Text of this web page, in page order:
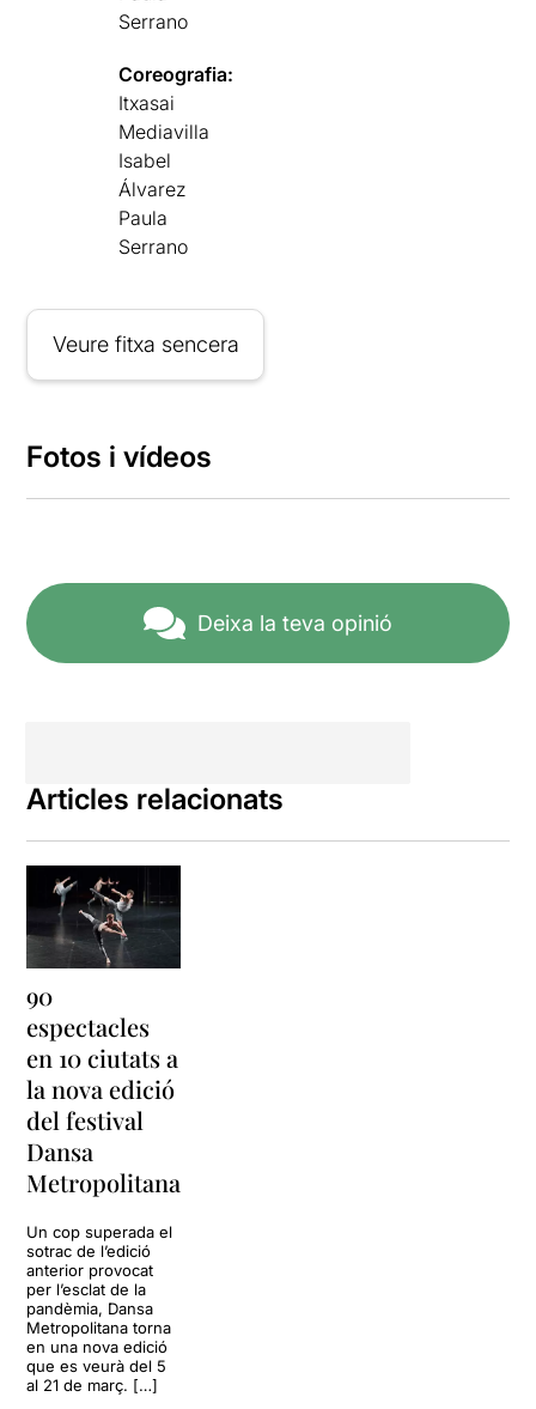
Serrano
Coreografia:
Itxasai
Mediavilla
Isabel
Álvarez
Paula
Serrano
Veure fitxa sencera
Fotos i vídeos
Deixa la teva opinió
Articles relacionats
90
espectacles
en 10 ciutats a
la nova edició
del festival
Dansa
Metropolitana
Un cop superada el
sotrac de l’edició
anterior provocat
per l’esclat de la
pandèmia, Dansa
Metropolitana torna
en una nova edició
que es veurà del 5
al 21 de març. […]